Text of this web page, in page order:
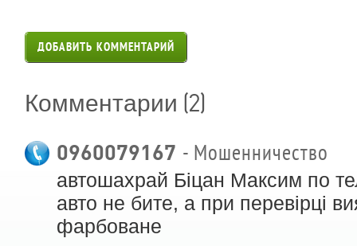
ДОБАВИТЬ КОММЕНТАРИЙ
Комментарии (2)
0960079167 - Мошенничество
автошахрай Біцан Максим по
авто не бите, а при перевірці
фарбоване